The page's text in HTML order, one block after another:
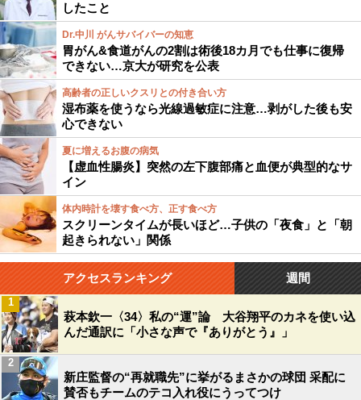
したこと
Dr.中川 がんサバイバーの知恵
胃がん&食道がんの2割は術後18カ月でも仕事に復帰
できない…京大が研究を公表
高齢者の正しいクスリとの付き合い方
湿布薬を使うなら光線過敏症に注意…剥がした後も安
心できない
夏に増えるお腹の病気
【虚血性腸炎】突然の左下腹部痛と血便が典型的なサ
イン
体内時計を壊す食べ方、正す食べ方
スクリーンタイムが長いほど…子供の「夜食」と「朝
起きられない」関係
アクセスランキング 週間
萩本欽一〈34〉私の“運”論 大谷翔平のカネを使い込
んだ通訳に「小さな声で『ありがとう』」
1
新庄監督の“再就職先”に挙がるまさかの球団 采配に
賛否もチームのテコ入れ役にうってつけ
2